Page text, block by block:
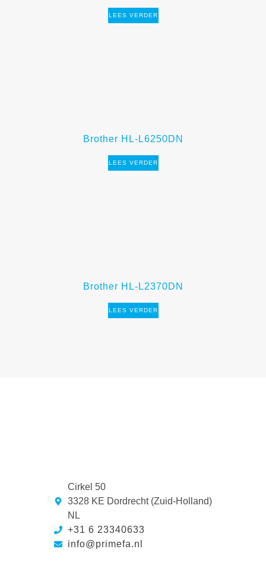
LEES VERDER
Brother HL-L6250DN
LEES VERDER
Brother HL-L2370DN
LEES VERDER
Cirkel 50
3328 KE Dordrecht (Zuid-Holland)
NL
+31 6 23340633
info@primefa.nl